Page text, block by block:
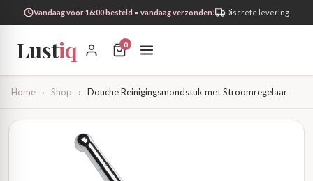
Vandaag vóór 16:00 besteld = vandaag verzonden! Discrete levering
Lustiq 0
Home › Shop › Douche Reinigingsmondstuk met Stroomregelaar